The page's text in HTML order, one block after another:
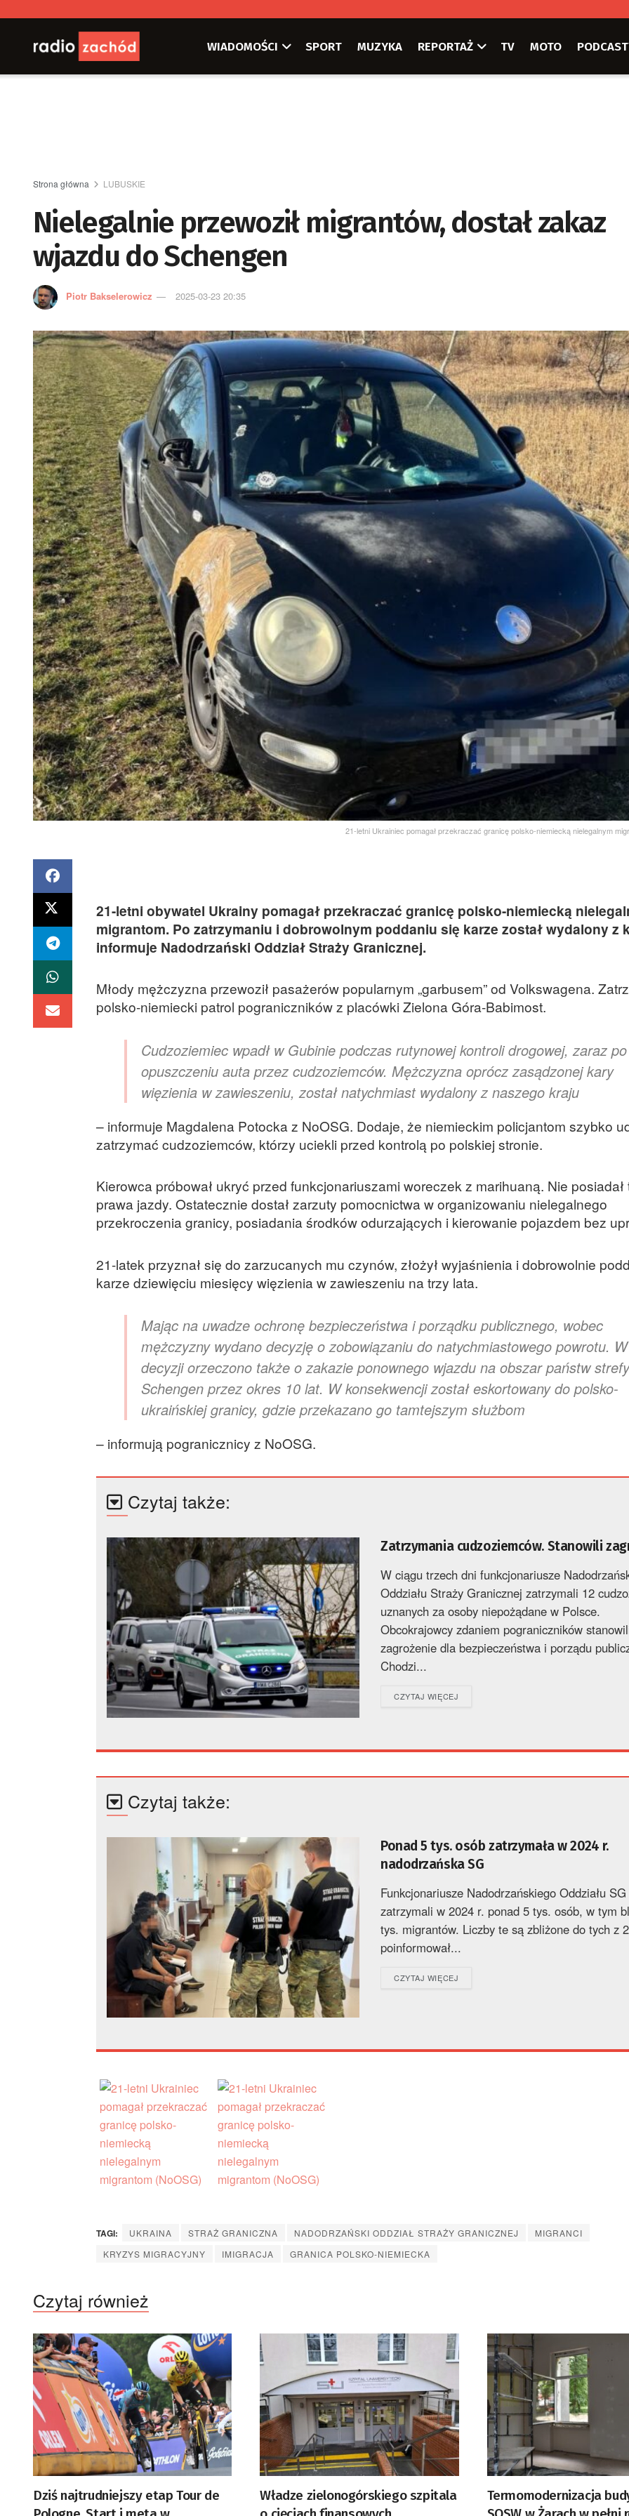
WIADOMOŚCI SPORT MUZYKA REPORTAŻ TV MOTO
Strona główna LUBUSKIE
Nielegalnie przewoził migrantów, dostał zakaz
wjazdu do Schengen
Piotr Bakselerowicz 2025-03-23 20:35
21-letni Ukrainiec pomagał przekraczać granicę polsko-niemiecką nielegalnym
21-letni obywatel Ukrainy pomagał przekraczać granicę polsko-niemiecką
migrantom. Po zatrzymaniu i dobrowolnym poddaniu się karze został wydalony z
informuje Nadodrzański Oddział Straży Granicznej.
Młody mężczyzna przewoził pasażerów popularnym „garbusem” od Volkswagena.
polsko-niemiecki patrol pograniczników z placówki Zielona Góra-Babimost.
Cudzoziemiec wpadł w Gubinie podczas rutynowej kontroli drogowej, zaraz po
opuszczeniu auta przez cudzoziemców. Mężczyzna oprócz zasądzonej kary
więzienia w zawieszeniu, został natychmiast wydalony z naszego kraju
– informuje Magdalena Potocka z NoOSG. Dodaje, że niemieckim policjantom szybko
zatrzymać cudzoziemców, którzy uciekli przed kontrolą po polskiej stronie.
Kierowca próbował ukryć przed funkcjonariuszami woreczek z marihuaną. Nie posiadał
prawa jazdy. Ostatecznie dostał zarzuty pomocnictwa w organizowaniu nielegalnego
przekroczenia granicy, posiadania środków odurzających i kierowanie pojazdem bez
21-latek przyznał się do zarzucanych mu czynów, złożył wyjaśnienia i dobrowolnie
karze dziewięciu miesięcy więzienia w zawieszeniu na trzy lata.
Mając na uwadze ochronę bezpieczeństwa i porządku publicznego, wobec
mężczyzny wydano decyzję o zobowiązaniu do natychmiastowego powrotu. W
decyzji orzeczono także o zakazie ponownego wjazdu na obszar państw strefy
Schengen przez okres 10 lat. W konsekwencji został eskortowany do polsko-
ukraińskiej granicy, gdzie przekazano go tamtejszym służbom
– informują pogranicznicy z NoOSG.
Czytaj także:
Zatrzymania cudzoziemców. Stanowili
W ciągu trzech dni funkcjonariusze
Oddziału Straży Granicznej zatrzymali 12
uznanych za osoby niepożądane w Polsce.
Obcokrajowcy zdaniem pograniczników
zagrożenie dla bezpieczeństwa i porządu
Chodzi...
CZYTAJ WIĘCEJ
Czytaj także:
Ponad 5 tys. osób zatrzymała w 2024 r.
nadodrzańska SG
Funkcjonariusze Nadodrzańskiego Oddziału SG
zatrzymali w 2024 r. ponad 5 tys. osób, w tym
tys. migrantów. Liczby te są zbliżone do tych z
poinformował...
CZYTAJ WIĘCEJ
TAGI: UKRAINA STRAŻ GRANICZNA NADODRZAŃSKI ODDZIAŁ STRAŻY GRANICZNEJ
MIGRANCI
KRYZYS MIGRACYJNY
IMIGRACJA GRANICA POLSKO-NIEMIECKA
Czytaj również
Dziś najtrudniejszy etap Tour de
Władze zielonogórskiego szpitala
Termomodernizacja